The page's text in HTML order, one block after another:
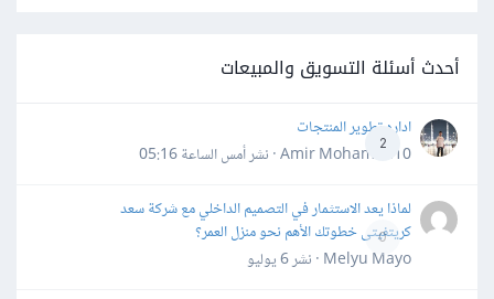
أحدث أسئلة التسويق والمبيعات
2
اداره تطوير المنتجات
Amir Mohamed10 · نشر
أمس الساعة 05:16
0
لماذا يعد الاستثمار في التصميم الداخلي مع شركة سعد
كريتفيتى خطوتك الأهم نحو منزل العمر؟
Melyu Mayo · نشر
6 يوليو